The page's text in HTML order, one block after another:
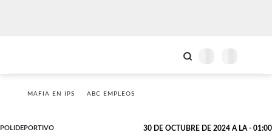
MAFIA EN IPS ABC EMPLEOS
POLIDEPORTIVO 30 DE OCTUBRE DE 2024 A LA - 01:00